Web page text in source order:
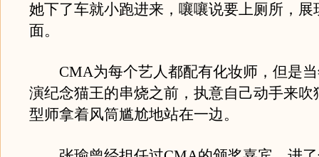
她下了车就小跑进来，嚷嚷说要上厕所，展
面。
CMA为每个艺人都配有化妆师，但是当
演纪念猫王的串烧之前，执意自己动手来吹
型师拿着风筒尴尬地站在一边。